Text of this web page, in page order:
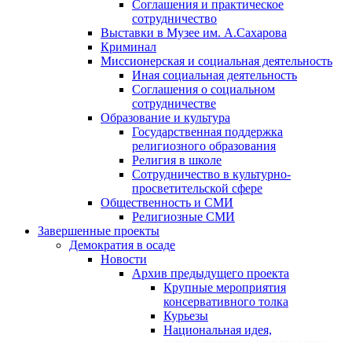
Соглашения и практическое
сотрудничество
Выставки в Музее им. А.Сахарова
Криминал
Миссионерская и социальная деятельность
Иная социальная деятельность
Соглашения о социальном
сотрудничестве
Образование и культура
Государственная поддержка
религиозного образования
Религия в школе
Сотрудничество в культурно-
просветительской сфере
Общественность и СМИ
Религиозные СМИ
Завершенные проекты
Демократия в осаде
Новости
Архив предыдущего проекта
Крупные мероприятия
консервативного толка
Курьезы
Национальная идея,